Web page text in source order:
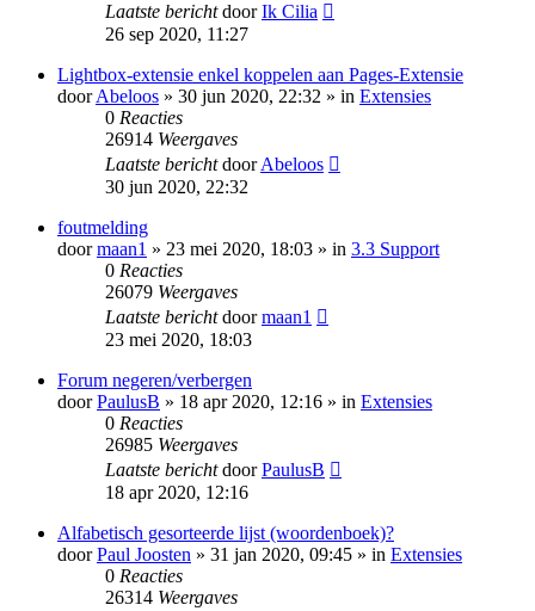
Laatste berichtdoorIk Cilia
26 sep 2020, 11:27
Lightbox-extensie enkel koppelen aan Pages-Extensie
doorAbeloos » 30 jun 2020, 22:32 » in Extensies
0 Reacties
26914 Weergaves
Laatste berichtdoorAbeloos
30 jun 2020, 22:32
foutmelding
doormaan1 » 23 mei 2020, 18:03 » in 3.3 Support
0 Reacties
26079 Weergaves
Laatste berichtdoormaan1
23 mei 2020, 18:03
Forum negeren/verbergen
doorPaulusB » 18 apr 2020, 12:16 » in Extensies
0 Reacties
26985 Weergaves
Laatste berichtdoorPaulusB
18 apr 2020, 12:16
Alfabetisch gesorteerde lijst (woordenboek)?
doorPaul Joosten » 31 jan 2020, 09:45 » in Extensies
0 Reacties
26314 Weergaves